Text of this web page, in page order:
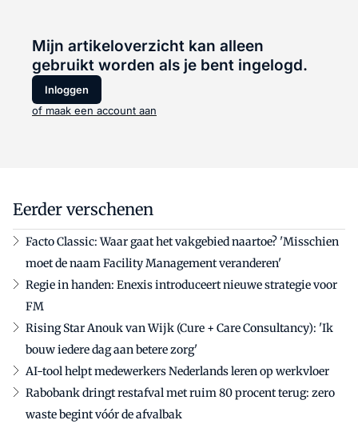
Mijn artikeloverzicht kan alleen
gebruikt worden als je bent ingelogd.
Inloggen
of maak een account aan
Eerder verschenen
Facto Classic: Waar gaat het vakgebied naartoe? 'Misschien
moet de naam Facility Management veranderen'
Regie in handen: Enexis introduceert nieuwe strategie voor
FM
Rising Star Anouk van Wijk (Cure + Care Consultancy): 'Ik
bouw iedere dag aan betere zorg'
AI-tool helpt medewerkers Nederlands leren op werkvloer
Rabobank dringt restafval met ruim 80 procent terug: zero
waste begint vóór de afvalbak